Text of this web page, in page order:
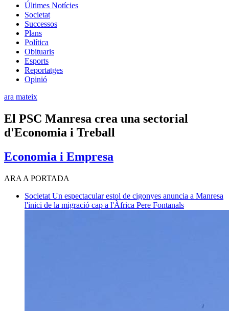
Últimes Notícies
Societat
Successos
Plans
Política
Obituaris
Esports
Reportatges
Opinió
ara mateix
El PSC Manresa crea una sectorial
d'Economia i Treball
Economia i Empresa
ARA A PORTADA
Societat Un espectacular estol de cigonyes anuncia a Manresa
l'inici de la migració cap a l'Àfrica Pere Fontanals